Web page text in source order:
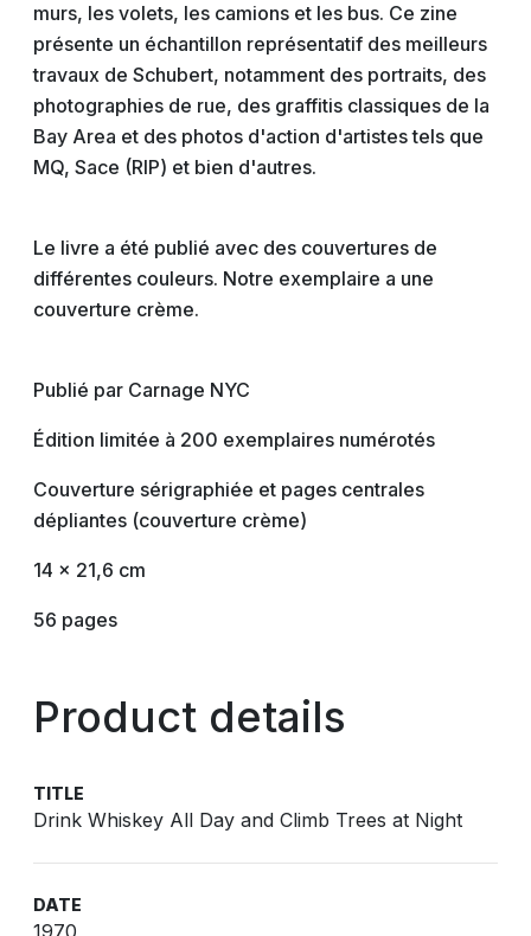
murs, les volets, les camions et les bus. Ce zine
présente un échantillon représentatif des meilleurs
travaux de Schubert, notamment des portraits, des
photographies de rue, des graffitis classiques de la
Bay Area et des photos d'action d'artistes tels que
MQ, Sace (RIP) et bien d'autres.
Le livre a été publié avec des couvertures de
différentes couleurs. Notre exemplaire a une
couverture crème.
Publié par Carnage NYC
Édition limitée à 200 exemplaires numérotés
Couverture sérigraphiée et pages centrales
dépliantes (couverture crème)
14 x 21,6 cm
56 pages
Product details
TITLE
Drink Whiskey All Day and Climb Trees at Night
DATE
1970